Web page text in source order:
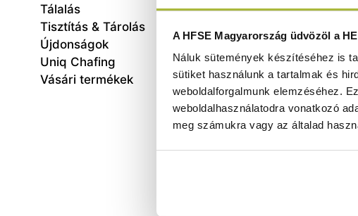
A HFSE Magyarország üdvözöl a
Náluk sütemények készítéséhez is
sütiket használunk a tartalmak és
weboldalforgalmunk elemzéséhez.
weboldalhasználatodra vonatkozó
meg számukra vagy az általad
Tálalás
Tisztítás & Tárolás
Újdonságok
Uniq Chafing
Vásári termékek